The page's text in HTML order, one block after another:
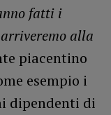
fatti i
alla
piacentino
esempio i
dipendenti di